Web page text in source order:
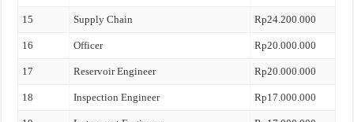
15 Supply Chain Rp24.200.000
16 Officer Rp20.000.000
17 Reservoir Engineer Rp20.000.000
18 Inspection Engineer Rp17.000.000